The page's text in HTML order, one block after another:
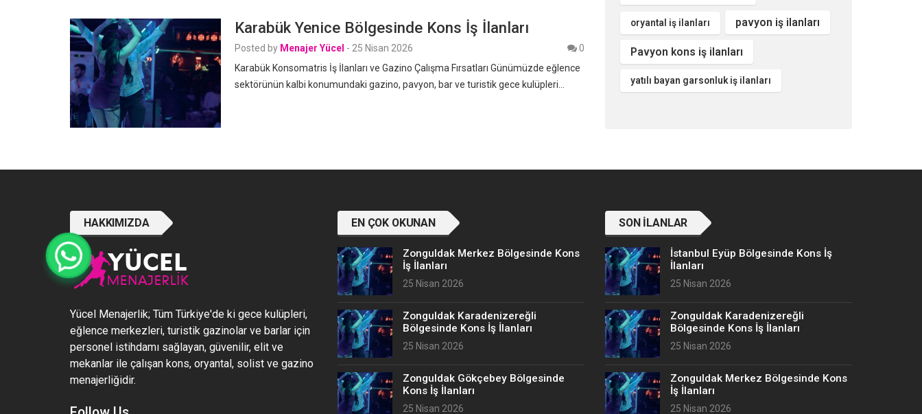
Karabük Yenice Bölgesinde Kons İş İlanları
Posted by Menajer Yücel - 25 Nisan 2026
0
Karabük Konsomatris İş İlanları ve Gazino Çalışma Fırsatları Günümüzde eğlence
sektörünün kalbi konumundaki gazino, pavyon, bar ve turistik gece kulüpleri…
oryantal iş ilanları pavyon iş ilanları
Pavyon kons iş ilanları
yatılı bayan garsonluk iş ilanları
HAKKIMIZDA
Yücel Menajerlik; Tüm Türkiye'de ki gece kulüpleri,
eğlence merkezleri, turistik gazinolar ve barlar için
personel istihdamı sağlayan, güvenilir, elit ve
mekanlar ile çalışan kons, oryantal, solist ve gazino
menajerliğidir.
EN ÇOK OKUNAN
Zonguldak Merkez Bölgesinde Kons
İş İlanları
25 Nisan 2026
Zonguldak Karadenizereğli
Bölgesinde Kons İş İlanları
25 Nisan 2026
Zonguldak Gökçebey Bölgesinde
Kons İş İlanları
25 Nisan 2026
SON İLANLAR
İstanbul Eyüp Bölgesinde Kons İş
İlanları
25 Nisan 2026
Zonguldak Karadenizereğli
Bölgesinde Kons İş İlanları
25 Nisan 2026
Zonguldak Merkez Bölgesinde Kons
İş İlanları
25 Nisan 2026